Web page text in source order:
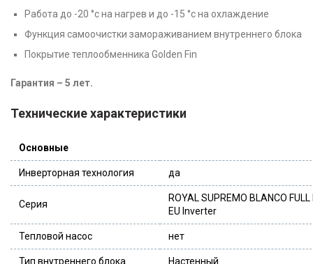
Работа до -20 °c на нагрев и до -15 °c на охлаждение
Функция самоочистки замораживанием внутреннего блока
Покрытие теплообменника Golden Fin
Гарантия – 5 лет.
Технические характеристики
Основные
Инверторная технология да
Серия
ROYAL SUPREMO BLANCO FULL
EU Inverter
Тепловой насос нет
Тип внутреннего блока Настенный